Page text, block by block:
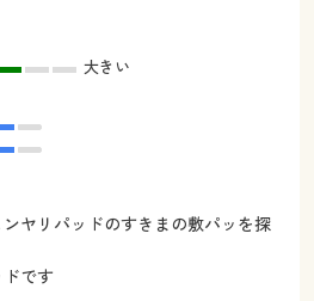
大きい
ヤリパッドのすきまの敷パッを探
です